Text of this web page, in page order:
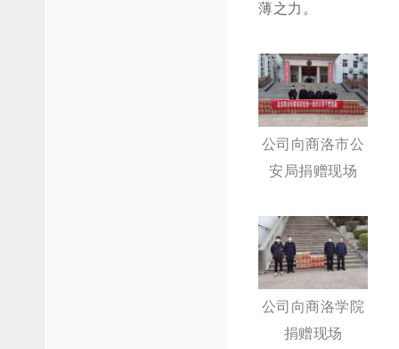
薄之力。
公司向商洛市公
安局捐赠现场
公司向商洛学院
捐赠现场